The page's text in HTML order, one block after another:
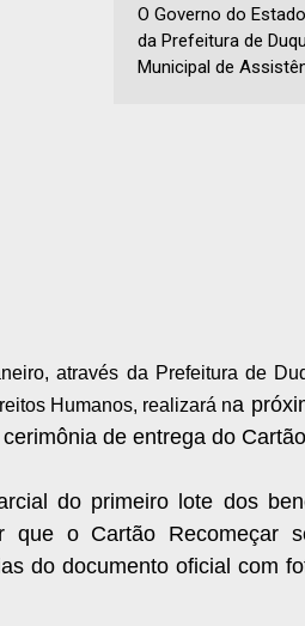
O Governo do
da Prefeitura de
Municipal de
através da Prefeitura de
Humanos, realizará na
de entrega do
do primeiro lote dos
que o Cartão Recomeçar
do documento oficial com